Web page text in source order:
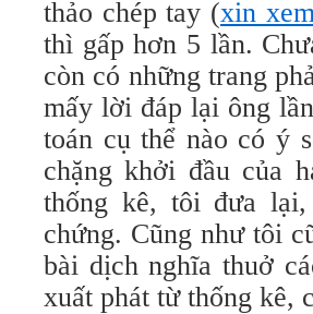
thảo chép tay (xin
thì gấp hơn 5 lần.
còn có những trang
mấy lời đáp lại ông
toán cụ thể nào có ý
chặng khởi đầu của
thống kê, tôi đưa
chứng. Cũng như tôi
bài dịch nghĩa thuở
xuất phát từ thống kê,